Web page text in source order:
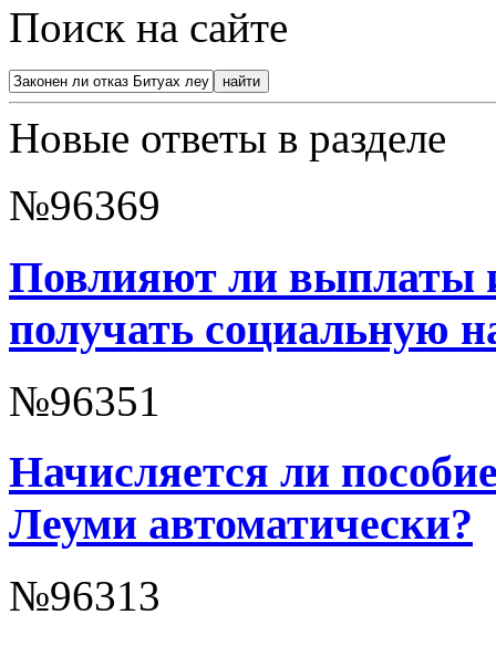
Поиск на сайте
Новые ответы в разделе
№96369
Повлияют ли выплаты
получать социальную
№96351
Начисляется ли
Леуми автоматически?
№96313